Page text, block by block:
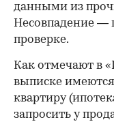
данными из
Несовпадение —
проверке.
Как отмечают в
выписке
квартиру
запросить у